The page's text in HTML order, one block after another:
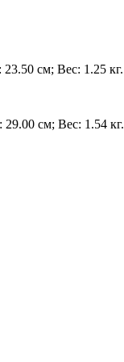
см; Вес: 1.25 кг.
см; Вес: 1.54 кг.